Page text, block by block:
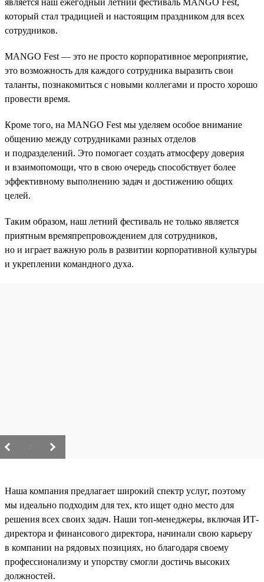
является наш ежегодный летний фестиваль MANGO Fest,
который стал традицией и настоящим праздником для всех
сотрудников.
MANGO Fest — это не просто корпоративное мероприятие,
это возможность для каждого сотрудника выразить свои
таланты, познакомиться с новыми коллегами и просто хорошо
провести время.
Кроме того, на MANGO Fest мы уделяем особое внимание
общению между сотрудниками разных отделов
и подразделений. Это помогает создать атмосферу доверия
и взаимопомощи, что в свою очередь способствует более
эффективному выполнению задач и достижению общих
целей.
Таким образом, наш летний фестиваль не только является
приятным времяпрепровождением для сотрудников,
но и играет важную роль в развитии корпоративной культуры
и укреплении командного духа.
Наша компания предлагает широкий спектр услуг, поэтому
мы идеально подходим для тех, кто ищет одно место для
решения всех своих задач. Наши топ-менеджеры, включая ИТ-
директора и финансового директора, начинали свою карьеру
в компании на рядовых позициях, но благодаря своему
профессионализму и упорству смогли достичь высоких
должностей.